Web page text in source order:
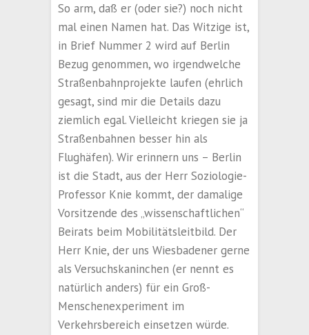
So arm, daß er (oder sie?) noch nicht
mal einen Namen hat. Das Witzige ist,
in Brief Nummer 2 wird auf Berlin
Bezug genommen, wo irgendwelche
Straßenbahnprojekte laufen (ehrlich
gesagt, sind mir die Details dazu
ziemlich egal. Vielleicht kriegen sie ja
Straßenbahnen besser hin als
Flughäfen). Wir erinnern uns – Berlin
ist die Stadt, aus der Herr Soziologie-
Professor Knie kommt, der damalige
Vorsitzende des „wissenschaftlichen“
Beirats beim Mobilitätsleitbild. Der
Herr Knie, der uns Wiesbadener gerne
als Versuchskaninchen (er nennt es
natürlich anders) für ein Groß-
Menschenexperiment im
Verkehrsbereich einsetzen würde.